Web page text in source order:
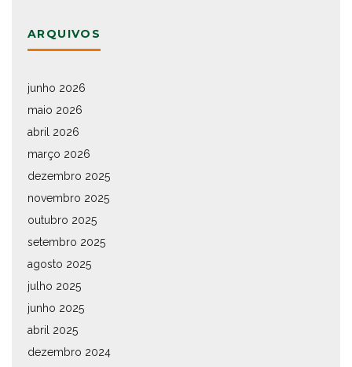
ARQUIVOS
junho 2026
maio 2026
abril 2026
março 2026
dezembro 2025
novembro 2025
outubro 2025
setembro 2025
agosto 2025
julho 2025
junho 2025
abril 2025
dezembro 2024